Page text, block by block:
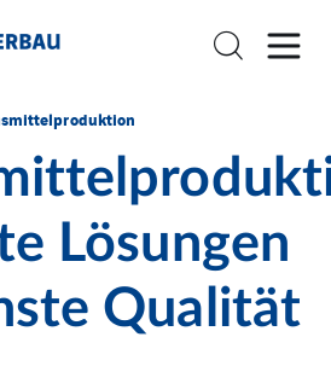
Lösungen
Qualität